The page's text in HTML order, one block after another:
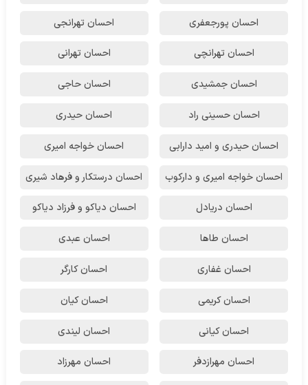
احسان پورجعفری احسان تهرانجی
احسان تهرانچی احسان تهرانی
احسان جمشیدی احسان حاجی
احسان حسینی راد احسان حیدری
احسان حیدری و امید دارابی احسان خواجه امیری
احسان خواجه امیری و دارکوب احسان درستكار و فرهاد شيرى
احسان دریادل احسان دیاکو و فرزاد دیاکو
احسان طاها احسان عبدی
احسان غفاری احسان کارگر
احسان کریمی احسان کیان
احسان کیانی احسان لیندی
احسان مهرازدفر احسان مهرزاد